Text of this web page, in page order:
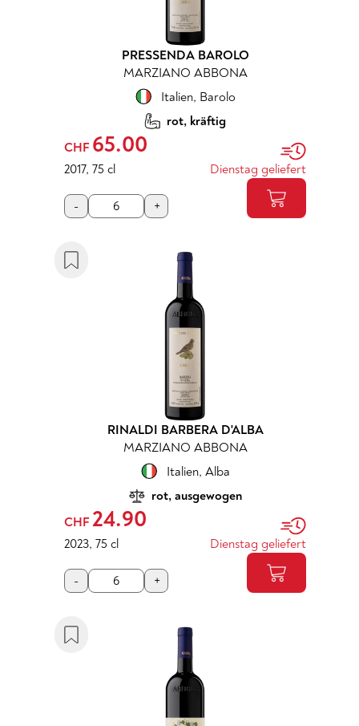
PRESSENDA BAROLO
MARZIANO ABBONA
Italien, Barolo
rot, kräftig
CHF 65.00
2017, 75 cl Dienstag geliefert
- +
RINALDI BARBERA D'ALBA
MARZIANO ABBONA
Italien, Alba
rot, ausgewogen
CHF 24.90
2023, 75 cl Dienstag geliefert
- +